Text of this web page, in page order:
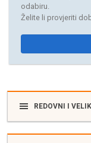
odabiru.
Želite li provjeriti
REDOVNI I